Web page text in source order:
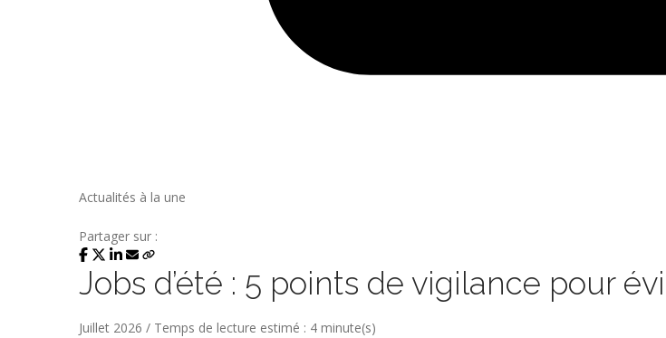
Actualités à la une
Partager sur :
Jobs d’été : 5 points de vigilance pour
Juillet 2026 / Temps de lecture estimé : 4 minute(s)